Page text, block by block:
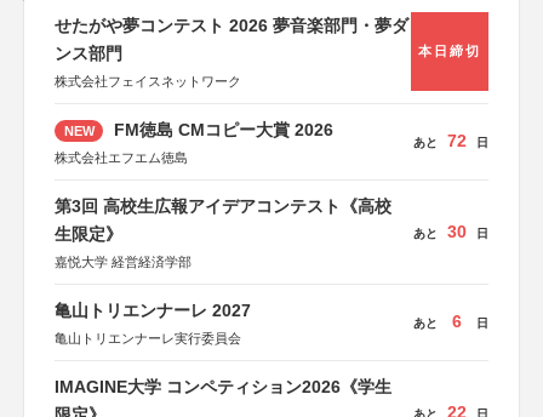
せたがや夢コンテスト 2026 夢音楽部門・夢ダ
ンス部門
株式会社フェイスネットワーク
本日締切
NEW FM徳島 CMコピー大賞 2026
株式会社エフエム徳島
あと 72 日
第3回 高校生広報アイデアコンテスト《高校
生限定》
嘉悦大学 経営経済学部
あと 30 日
亀山トリエンナーレ 2027
亀山トリエンナーレ実行委員会
あと 6 日
IMAGINE大学 コンペティション2026《学生
あと 22 日